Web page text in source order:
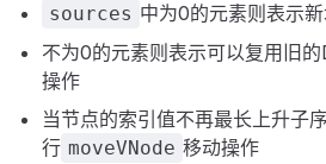
sources 中为0的元素则表示
不为0的元素则表示可以复用旧
操作
当节点的索引值不再最长上升子
行 moveVNode 移动操作